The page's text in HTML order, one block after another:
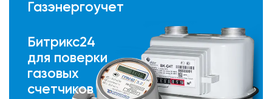
Газэнергоучет
Битрикс24
для поверки
газовых
счетчиков